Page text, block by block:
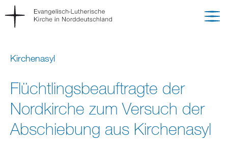
Kirchenasyl
Flüchtlingsbeauftragte der
Nordkirche zum Versuch der
Abschiebung aus Kirchenasyl